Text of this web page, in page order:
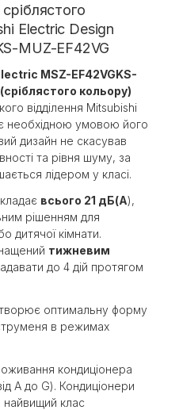
Electric Design
MUZ-EF42VG
MSZ-EF42VGKS-
(сріблястого кольору)
відділення Mitsubishi
необхідною умовою його
дизайн не скасував
та рівня шуму, за
лідером у класі.
всього 21 дБ(А),
рішенням для
дитячої кімнати.
тижневим
до 4 дій протягом
оптимальну форму
в режимах
кондиціонера
A до G). Кондиціонери
найвищий клас